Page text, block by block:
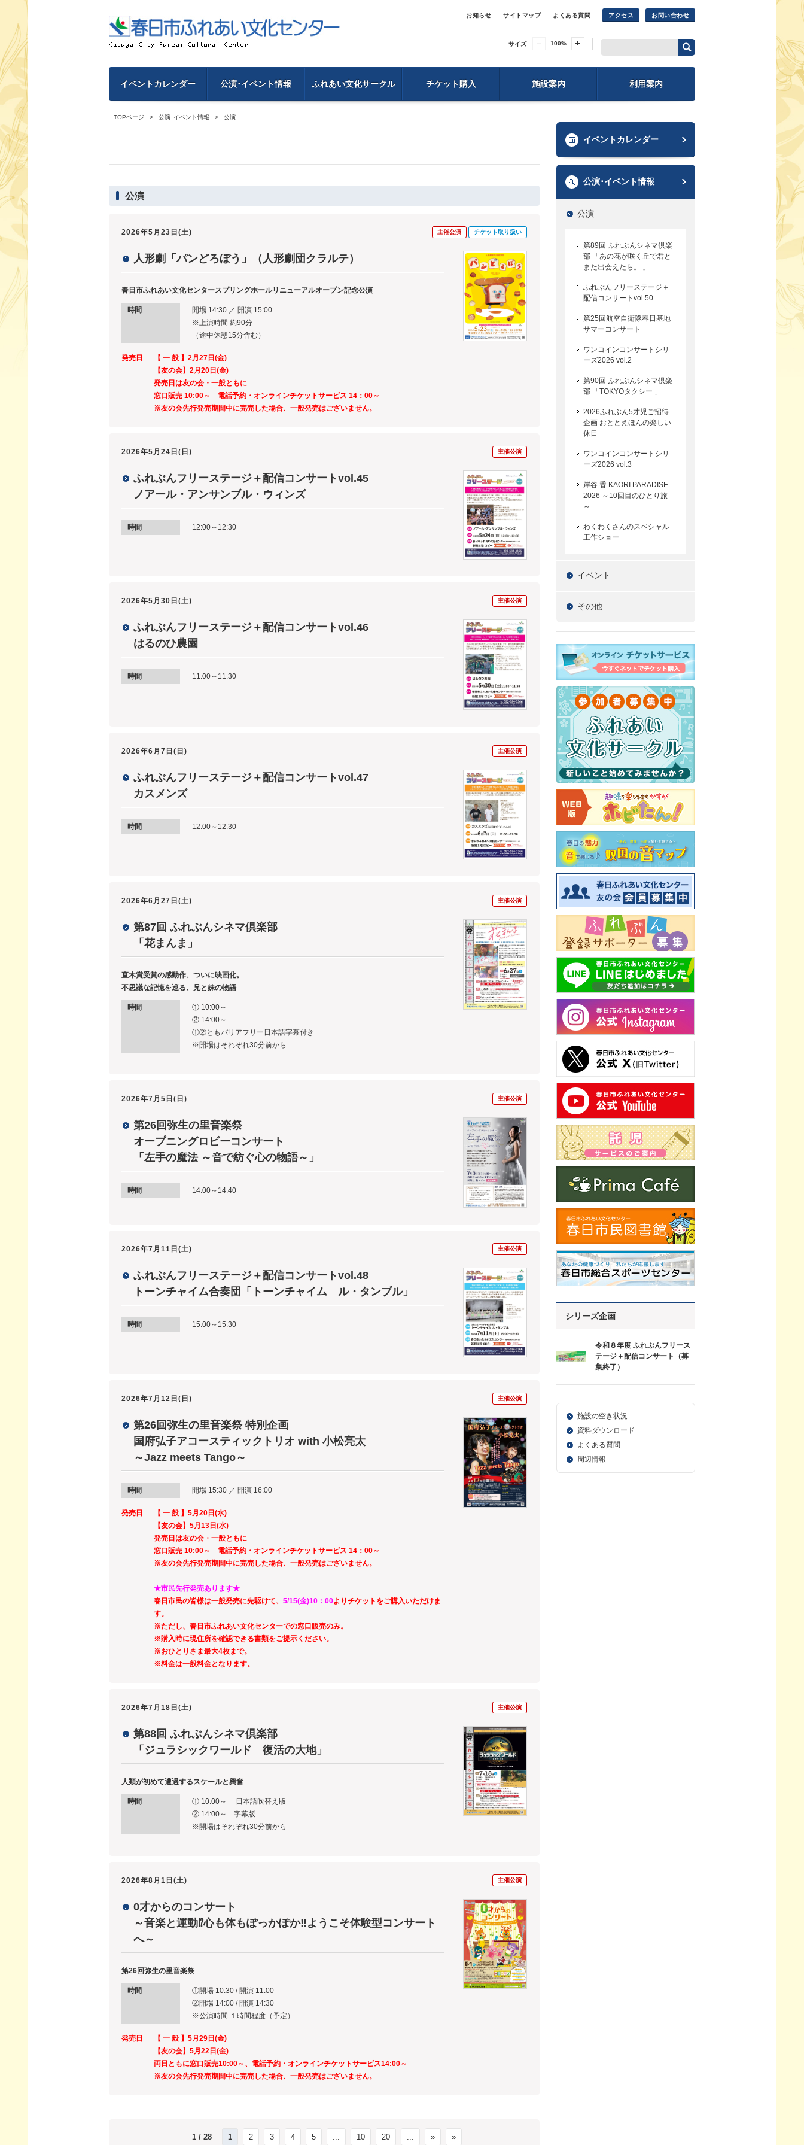
お知らせ サイトマップ よくある質問 アクセス お問い合わせ
サイズ 100%
イベントカレンダー 公演･イベント情報 ふれあい文化サークル チケット購入 施設案内 利用案内
TOPページ 公演･イベント情報 公演
公演
2026年5月23日(土) 主催公演 チケット取り扱い
人形劇「パンどろぼう」（人形劇団クラルテ）
春日市ふれあい文化センタースプリングホールリニューアルオープン記念公演
時間
開場 14:30 ／ 開演 15:00
※上演時間 約90分
（途中休憩15分含む）
発売日
【 一 般 】2月27日(金)
【友の会】2月20日(金)
発売日は友の会・一般ともに
窓口販売 10:00～ 電話予約・オンラインチケットサービス 14：00～
※友の会先行発売期間中に完売した場合、一般発売はございません。
2026年5月24日(日) 主催公演
ふれぶんフリーステージ＋配信コンサートvol.45
ノアール・アンサンブル・ウィンズ
時間 12:00～12:30
2026年5月30日(土) 主催公演
ふれぶんフリーステージ＋配信コンサートvol.46
はるのひ農園
時間 11:00～11:30
2026年6月7日(日) 主催公演
ふれぶんフリーステージ＋配信コンサートvol.47
カスメンズ
時間 12:00～12:30
2026年6月27日(土) 主催公演
第87回 ふれぶんシネマ倶楽部
「花まんま」
直木賞受賞の感動作、ついに映画化。
不思議な記憶を巡る、兄と妹の物語
時間
① 10:00～
② 14:00～
①②ともバリアフリー日本語字幕付き
※開場はそれぞれ30分前から
2026年7月5日(日) 主催公演
第26回弥生の里音楽祭
オープニングロビーコンサート
「左手の魔法 ～音で紡ぐ心の物語～」
時間 14:00～14:40
2026年7月11日(土) 主催公演
ふれぶんフリーステージ＋配信コンサートvol.48
トーンチャイム合奏団「トーンチャイム ル・タンブル」
時間 15:00～15:30
2026年7月12日(日) 主催公演
第26回弥生の里音楽祭 特別企画
国府弘子アコースティックトリオ with 小松亮太
～Jazz meets Tango～
時間 開場 15:30 ／ 開演 16:00
発売日
【 一 般 】5月20日(水)
【友の会】5月13日(水)
発売日は友の会・一般ともに
窓口販売 10:00～ 電話予約・オンラインチケットサービス 14：00～
※友の会先行発売期間中に完売した場合、一般発売はございません。
★市民先行発売あります★
春日市民の皆様は一般発売に先駆けて、 5/15(金)10：00よりチケットをご購入いただけま
す。
※ただし、春日市ふれあい文化センターでの窓口販売のみ。
※購入時に現住所を確認できる書類をご提示ください。
※おひとりさま最大4枚まで。
※料金は一般料金となります。
2026年7月18日(土) 主催公演
第88回 ふれぶんシネマ倶楽部
「ジュラシックワールド 復活の大地」
人類が初めて遭遇するスケールと興奮
時間
① 10:00～ 日本語吹替え版
② 14:00～ 字幕版
※開場はそれぞれ30分前から
2026年8月1日(土) 主催公演
0才からのコンサート
～音楽と運動⁉心も体もぽっかぽか‼ようこそ体験型コンサート
へ～
第26回弥生の里音楽祭
時間
①開場 10:30 / 開演 11:00
②開場 14:00 / 開演 14:30
※公演時間 １時間程度（予定）
発売日
【 一 般 】5月29日(金)
【友の会】5月22日(金)
両日ともに窓口販売10:00～、電話予約・オンラインチケットサービス14:00～
※友の会先行発売期間中に完売した場合、一般発売はございません。
1 / 28 1 2 3 4 5 10 20 » »
イベントカレンダー
公演･イベント情報
公演
第89回 ふれぶんシネマ倶楽
部 「あの花が咲く丘で君と
また出会えたら。 」
ふれぶんフリーステージ＋
配信コンサートvol.50
第25回航空自衛隊春日基地
サマーコンサート
ワンコインコンサートシリ
ーズ2026 vol.2
第90回 ふれぶんシネマ倶楽
部 「TOKYOタクシー 」
2026ふれぶん5才児ご招待
企画 おととえほんの楽しい
休日
ワンコインコンサートシリ
ーズ2026 vol.3
岸谷 香 KAORI PARADISE
2026 ～10回目のひとり旅
～
わくわくさんのスペシャル
工作ショー
イベント
その他
シリーズ企画
令和８年度 ふれぶんフリース
テージ＋配信コンサート（募
集終了）
施設の空き状況
資料ダウンロード
よくある質問
周辺情報